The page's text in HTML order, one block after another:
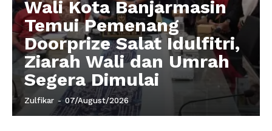
Wali Kota Banjarmasin
Temui Pemenang
Doorprize Salat Idulfitri,
Ziarah Wali dan Umrah
Segera Dimulai
Zulfikar - 07/August/2026